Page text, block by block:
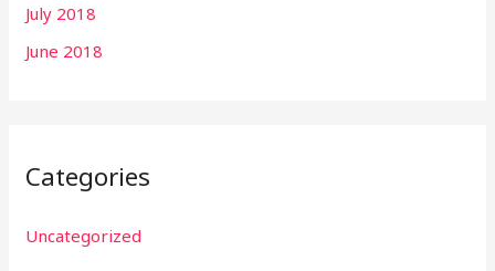
July 2018
June 2018
Categories
Uncategorized